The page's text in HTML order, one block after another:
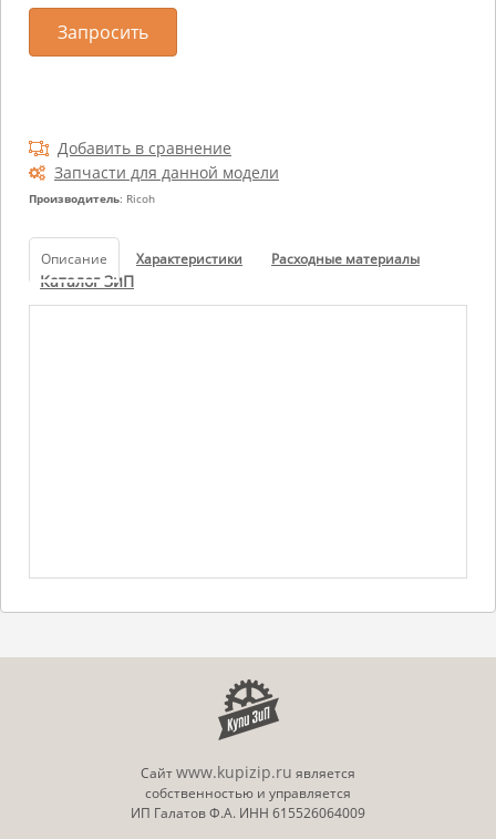
Добавить в сравнение
Запчасти для данной модели
Производитель: Ricoh
Запросить
Описание Характеристики Расходные материалы
Каталог ЗиП
Сайтwww.kupizip.ru является
собственностью и управляется
ИП Галатов Ф.А. ИНН 615526064009